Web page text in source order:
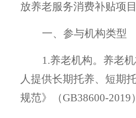
放养老服务消费补贴项
一、参与机构类型
1.养老机构。养老
人提供长期托养、短期
规范》（GB38600-